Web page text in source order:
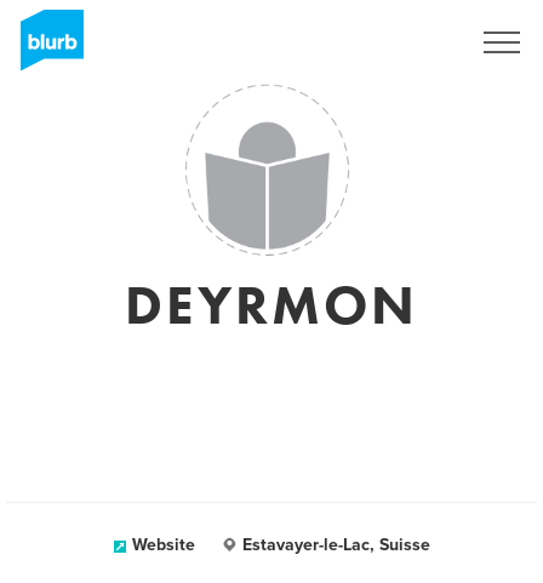
DEYRMON
Website Estavayer-le-Lac, Suisse